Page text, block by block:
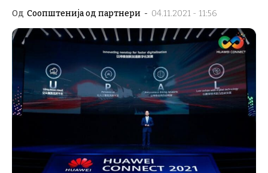
Од Соопштенија од партнери - 04.11.2021 - 11:56